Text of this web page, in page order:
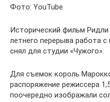
Фото: YouTube
Исторический фильм
летнего перерыва работа
снял для студии «Чужого».
Для съемок король
распоряжение режиссера
поочередно изображали